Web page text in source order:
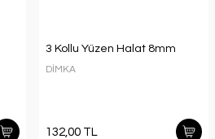
3 Kollu Yüzen Halat 8mm
DİMKA
132,00 TL